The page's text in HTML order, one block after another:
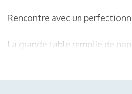
Rencontre avec un
La grande table remplie de